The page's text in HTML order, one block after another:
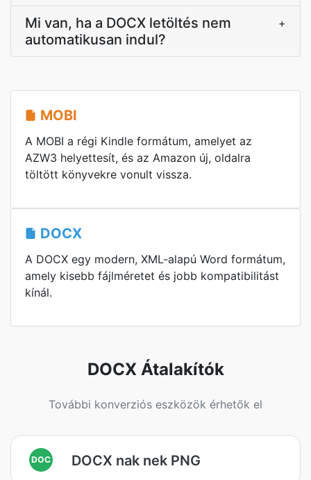
Mi van, ha a DOCX letöltés nem
automatikusan indul?
+
MOBI
A MOBI a régi Kindle formátum, amelyet az
AZW3 helyettesít, és az Amazon új, oldalra
töltött könyvekre vonult vissza.
DOCX
A DOCX egy modern, XML-alapú Word formátum,
amely kisebb fájlméretet és jobb kompatibilitást
kínál.
DOCX Átalakítók
További konverziós eszközök érhetők el
DOC DOCX nak nek PNG